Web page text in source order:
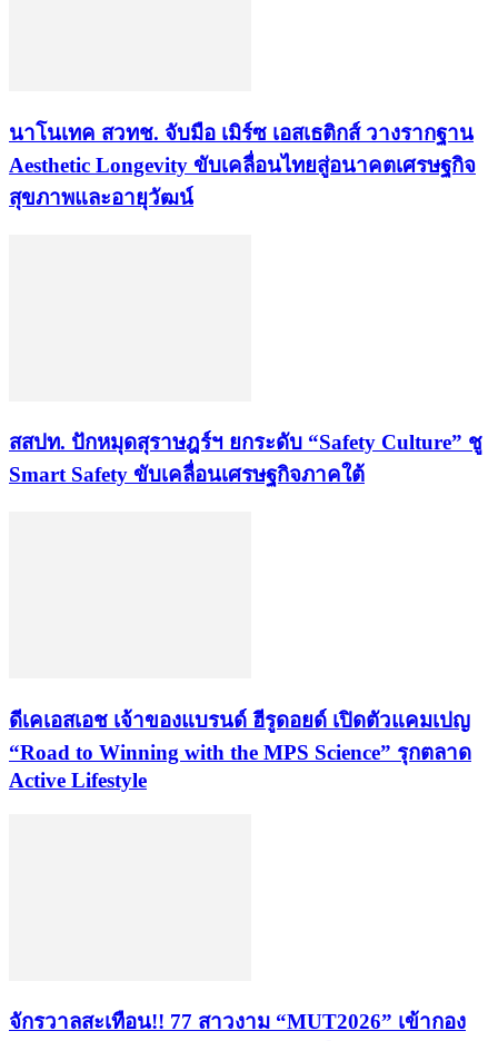
นาโนเทค สวทช. จับมือ เมิร์ซ เอสเธติกส์ วางรากฐาน
Aesthetic Longevity ขับเคลื่อนไทยสู่อนาคตเศรษฐกิจ
สุขภาพและอายุวัฒน์
สสปท. ปักหมุดสุราษฎร์ฯ ยกระดับ “Safety Culture” ชู
Smart Safety ขับเคลื่อนเศรษฐกิจภาคใต้
ดีเคเอสเอช เจ้าของแบรนด์ ฮีรูดอยด์ เปิดตัวแคมเปญ
“Road to Winning with the MPS Science” รุกตลาด
Active Lifestyle
จักรวาลสะเทือน!! 77 สาวงาม “MUT2026” เข้ากอง